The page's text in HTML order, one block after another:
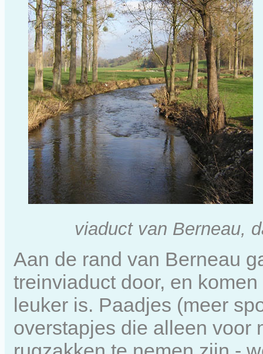
viaduct van Berneau,
Aan de rand van Berneau
treinviaduct door, en
leuker is. Paadjes (meer
overstapjes die alleen voor